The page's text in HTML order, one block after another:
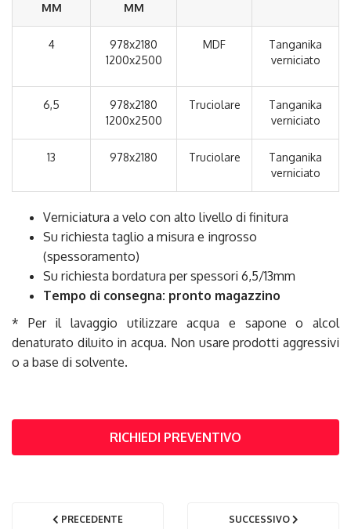
MM
MM
4
978x2180
1200x2500
MDF
Tanganika
verniciato
6,5
978x2180
1200x2500
Truciolare
Tanganika
verniciato
13 978x2180 Truciolare
Tanganika
verniciato
Verniciatura a velo con alto livello di finitura
Su richiesta taglio a misura e ingrosso
(spessoramento)
Su richiesta bordatura per spessori 6,5/13mm
Tempo di consegna: pronto magazzino
* Per il lavaggio utilizzare acqua e sapone o alcol
denaturato diluito in acqua. Non usare prodotti aggressivi
o a base di solvente.
RICHIEDI PREVENTIVO
PRECEDENTE SUCCESSIVO